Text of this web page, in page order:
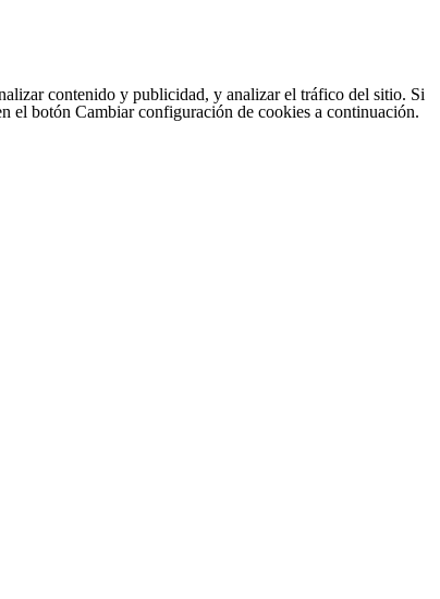
contenido y publicidad, y analizar el tráfico del sitio. Si
el botón Cambiar configuración de cookies a continuación.